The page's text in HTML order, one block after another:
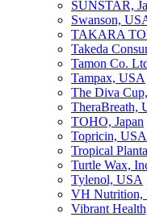
SUNSTAR,
Swanson,
TAKARA
Takeda
Tamon Co.
Tampax, USA
The Diva
TheraBreath,
TOHO, Japan
Topricin, USA
Tropical
Turtle Wax,
Tylenol, USA
VH Nutrition,
Vibrant